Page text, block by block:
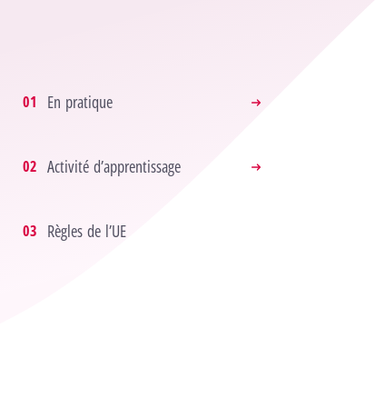
En pratique
Activité d’apprentissage
Règles de l’UE